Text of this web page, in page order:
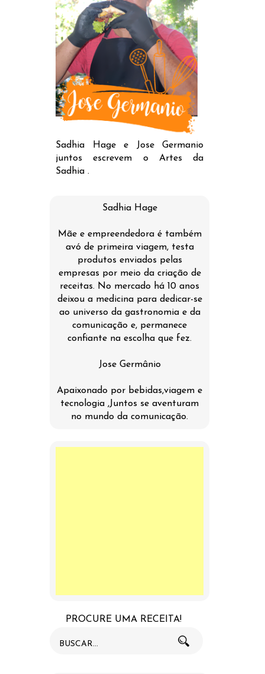
Sadhia Hage e Jose Germanio
juntos escrevem o Artes da
Sadhia .
Sadhia Hage
Mãe e empreendedora é também
avó de primeira viagem, testa
produtos enviados pelas
empresas por meio da criação de
receitas. No mercado há 10 anos
deixou a medicina para dedicar-se
ao universo da gastronomia e da
comunicação e, permanece
confiante na escolha que fez.
Jose Germânio
Apaixonado por bebidas,viagem e
tecnologia ,Juntos se aventuram
no mundo da comunicação.
PROCURE UMA RECEITA!